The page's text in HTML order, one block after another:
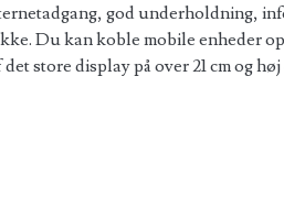
god underholdning,
Du kan koble mobile enheder
store display på over 21 cm og